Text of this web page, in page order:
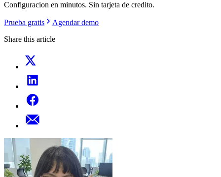
Configuracion en minutos. Sin tarjeta de credito.
Prueba gratis
Agendar demo
Share this article